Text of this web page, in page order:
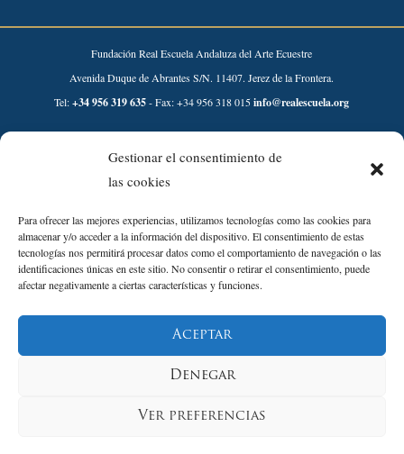
Gestionar el consentimiento de
las cookies
Para ofrecer las mejores experiencias, utilizamos tecnologías como las cookies para
almacenar y/o acceder a la información del dispositivo. El consentimiento de estas
tecnologías nos permitirá procesar datos como el comportamiento de navegación o las
identificaciones únicas en este sitio. No consentir o retirar el consentimiento, puede
afectar negativamente a ciertas características y funciones.
Aceptar
Denegar
Ver preferencias
Fundación Real Escuela Andaluza del Arte Ecuestre
Avenida Duque de Abrantes S/N. 11407. Jerez de la Frontera.
Tel:+34 956 319 635- Fax: +34 956 318 015info@realescuela.org
Desarrollado por:
Aviso Legal
Política de Privacidad
Condiciones de compra Tienda